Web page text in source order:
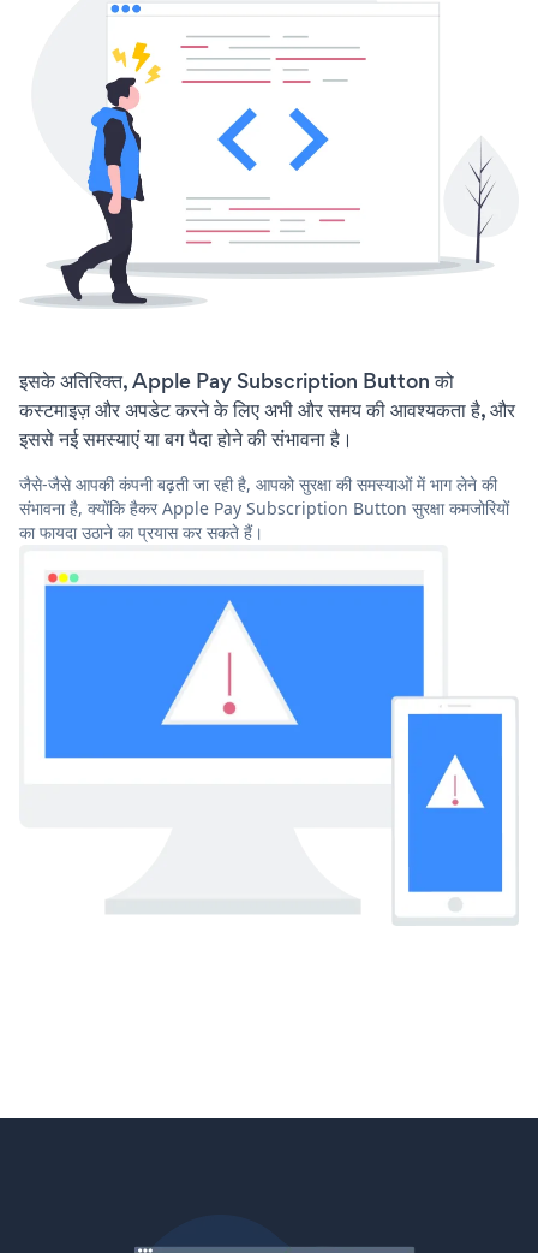
इसके अतिरिक्त, Apple Pay Subscription Button को
कस्टमाइज़ और अपडेट करने के लिए अभी और समय की आवश्यकता है, और
इससे नई समस्याएं या बग पैदा होने की संभावना है।
जैसे-जैसे आपकी कंपनी बढ़ती जा रही है, आपको सुरक्षा की समस्याओं में भाग लेने की
संभावना है, क्योंकि हैकर Apple Pay Subscription Button सुरक्षा कमजोरियों
का फायदा उठाने का प्रयास कर सकते हैं।